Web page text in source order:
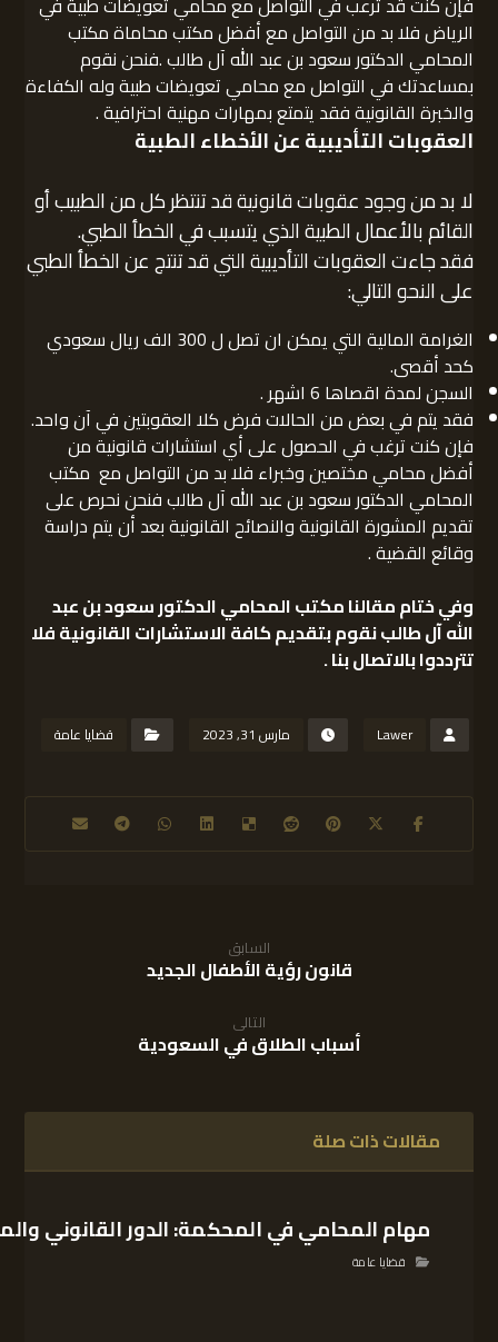
الرياض فلا بد من التواصل مع أفضل مكتب محاماة مكتب
المحامي الدكتور سعود بن عبد الله آل طالب .فنحن نقوم
بمساعدتك في التواصل مع محامي تعويضات طبية وله الكفاءة
والخبرة القانونية فقد يتمتع بمهارات مهنية احترافية .
العقوبات التأديبية عن الأخطاء الطبية
لا بد من وجود عقوبات قانونية قد تنتظر كل من الطبيب أو
القائم بالأعمال الطبية الذي يتسبب في الخطأ الطبي.
فقد جاءت العقوبات التأديبية التي قد تنتج عن الخطأ الطبي
على النحو التالي:
الغرامة المالية التي يمكن ان تصل ل 300 الف ريال سعودي
كحد أقصى.
السجن لمدة اقصاها 6 اشهر .
فقد يتم في بعض من الحالات فرض كلا العقوبتين في آن واحد.
فإن كنت ترغب في الحصول على أي استشارات قانونية من
أفضل محامي مختصين وخبراء فلا بد من التواصل مع مكتب
المحامي الدكتور سعود بن عبد الله آل طالب فنحن نحرص على
تقديم المشورة القانونية والنصائح القانونية بعد أن يتم دراسة
وقائع القضية .
وفي ختام مقالنامكتب المحامي الدكتور سعود بن عبد
الله آل طالبنقوم بتقديم كافة الاستشارات القانونية فلا
تترددوا بالاتصال بنا .
Lawer مارس 31, 2023 قضايا عامة
السابق
قانون رؤية الأطفال الجديد
التالى
أسباب الطلاق في السعودية
مقالات ذات صلة
مهام المحامي في المحكمة: الدور القانوني
قضايا عامة